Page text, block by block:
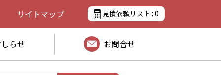
サイトマップ 見積依頼リスト : 0
らせ お問合せ